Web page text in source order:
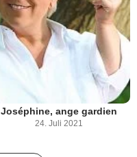
Joséphine, ange gardien
24. Juli 2021